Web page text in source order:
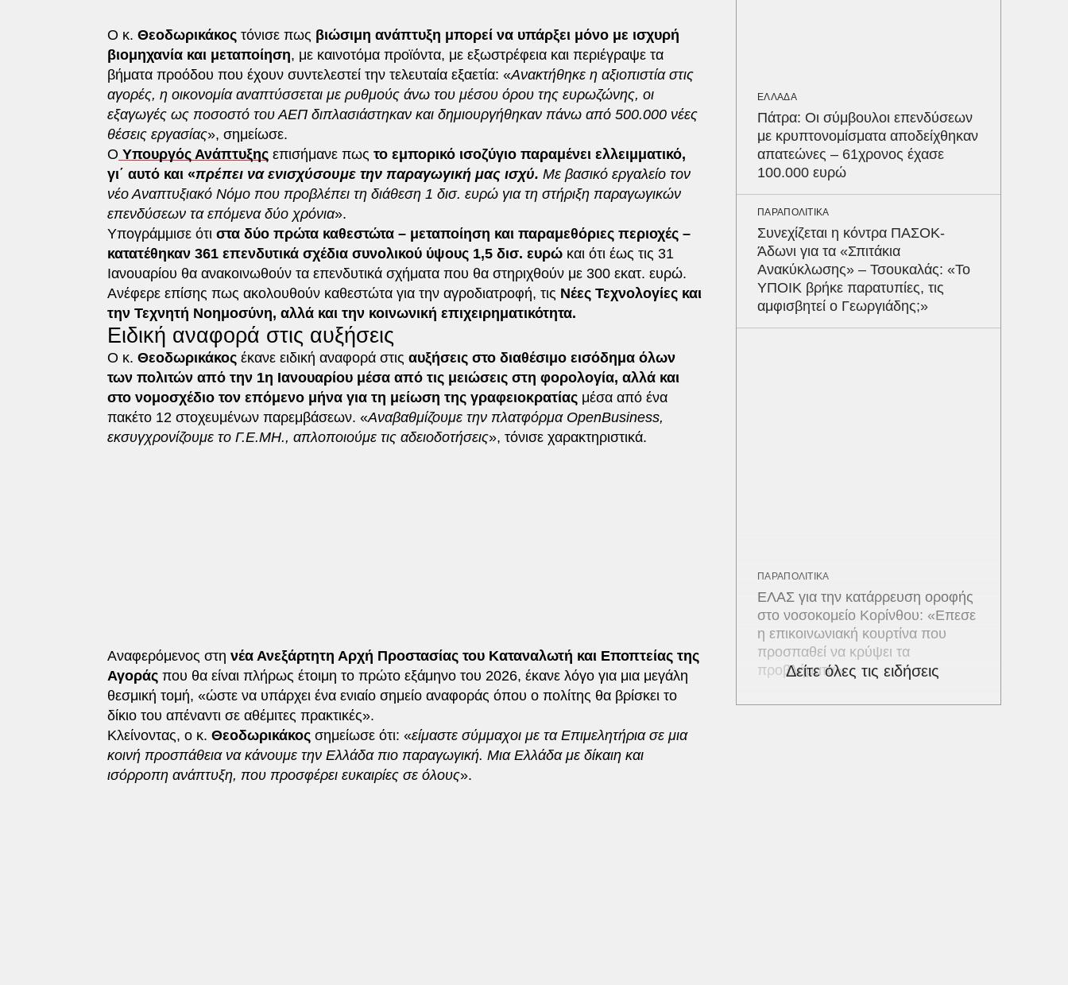
Ο κ. Θεοδωρικάκος τόνισε πως βιώσιμη ανάπτυξη μπορεί να υπάρξει μόνο με ισχυρή
βιομηχανία και μεταποίηση, με καινοτόμα προϊόντα, με εξωστρέφεια και περιέγραψε τα
βήματα προόδου που έχουν συντελεστεί την τελευταία εξαετία: «Ανακτήθηκε η αξιοπιστία στις
αγορές, η οικονομία αναπτύσσεται με ρυθμούς άνω του μέσου όρου της ευρωζώνης, οι
εξαγωγές ως ποσοστό του ΑΕΠ διπλασιάστηκαν και δημιουργήθηκαν πάνω από 500.000 νέες
θέσεις εργασίας», σημείωσε.
Ο Υπουργός Ανάπτυξης επισήμανε πως το εμπορικό ισοζύγιο παραμένει ελλειμματικό,
γι΄ αυτό και «πρέπει να ενισχύσουμε την παραγωγική μας ισχύ. Με βασικό εργαλείο τον
νέο Αναπτυξιακό Νόμο που προβλέπει τη διάθεση 1 δισ. ευρώ για τη στήριξη παραγωγικών
επενδύσεων τα επόμενα δύο χρόνια».
Υπογράμμισε ότι στα δύο πρώτα καθεστώτα – μεταποίηση και παραμεθόριες περιοχές –
κατατέθηκαν 361 επενδυτικά σχέδια συνολικού ύψους 1,5 δισ. ευρώ και ότι έως τις 31
Ιανουαρίου θα ανακοινωθούν τα επενδυτικά σχήματα που θα στηριχθούν με 300 εκατ. ευρώ.
Ανέφερε επίσης πως ακολουθούν καθεστώτα για την αγροδιατροφή, τις Νέες Τεχνολογίες και
την Τεχνητή Νοημοσύνη, αλλά και την κοινωνική επιχειρηματικότητα.
Ειδική αναφορά στις αυξήσεις
Ο κ. Θεοδωρικάκος έκανε ειδική αναφορά στις αυξήσεις στο διαθέσιμο εισόδημα όλων
των πολιτών από την 1η Ιανουαρίου μέσα από τις μειώσεις στη φορολογία, αλλά και
στο νομοσχέδιο τον επόμενο μήνα για τη μείωση της γραφειοκρατίας μέσα από ένα
πακέτο 12 στοχευμένων παρεμβάσεων. «Αναβαθμίζουμε την πλατφόρμα OpenBusiness,
εκσυγχρονίζουμε το Γ.Ε.ΜΗ., απλοποιούμε τις αδειοδοτήσεις», τόνισε χαρακτηριστικά.
Αναφερόμενος στη νέα Ανεξάρτητη Αρχή Προστασίας του Καταναλωτή και Εποπτείας της
Αγοράς που θα είναι πλήρως έτοιμη το πρώτο εξάμηνο του 2026, έκανε λόγο για μια μεγάλη
θεσμική τομή, «ώστε να υπάρχει ένα ενιαίο σημείο αναφοράς όπου ο πολίτης θα βρίσκει το
δίκιο του απέναντι σε αθέμιτες πρακτικές».
Κλείνοντας, ο κ. Θεοδωρικάκος σημείωσε ότι: «είμαστε σύμμαχοι με τα Επιμελητήρια σε μια
κοινή προσπάθεια να κάνουμε την Ελλάδα πιο παραγωγική. Μια Ελλάδα με δίκαιη και
ισόρροπη ανάπτυξη, που προσφέρει ευκαιρίες σε όλους».
ΕΛΛΑΔΑ
Πάτρα: Οι σύμβουλοι επενδύσεων
με κρυπτονομίσματα αποδείχθηκαν
απατεώνες – 61χρονος έχασε
100.000 ευρώ
ΠΑΡΑΠΟΛΙΤΙΚΑ
Συνεχίζεται η κόντρα ΠΑΣΟΚ-
Άδωνι για τα «Σπιτάκια
Ανακύκλωσης» – Τσουκαλάς: «Το
ΥΠΟΙΚ βρήκε παρατυπίες, τις
αμφισβητεί ο Γεωργιάδης;»
ΠΑΡΑΠΟΛΙΤΙΚΑ
ΕΛΑΣ για την κατάρρευση οροφής
στο νοσοκομείο Κορίνθου: «Επεσε
η επικοινωνιακή κουρτίνα που
προσπαθεί να κρύψει τα
προβλήματα»
Δείτε όλες τις ειδήσεις